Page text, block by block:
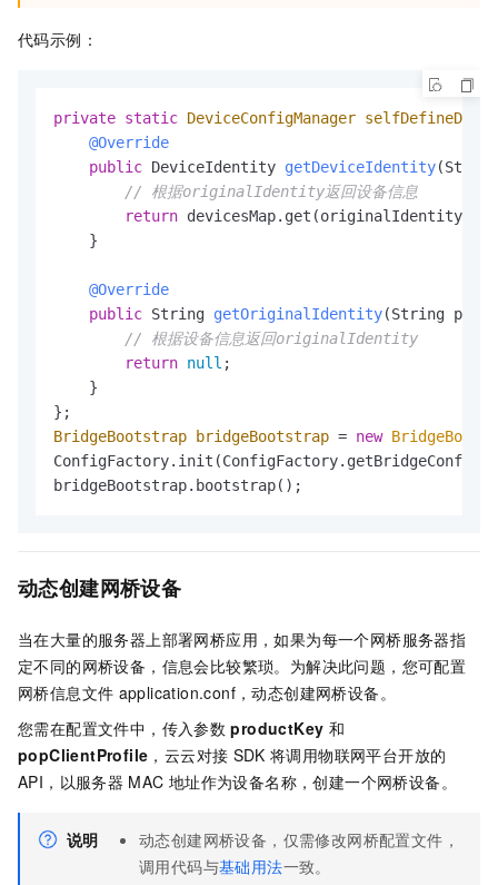
代码示例：
private static DeviceConfigManager
@Override
public DeviceIdentity getDeviceIdentity
// 根据originalIdentity返回设备信息
return devicesMap.get(originalIdentity);
    }
@Override
public String getOriginalIdentity(String
// 根据设备信息返回originalIdentity
return null ;
    }
BridgeBootstrap
bridgeBootstrap = new
bridgeBootstrap.bootstrap();
动态创建网桥设备
当在大量的服务器上部署网桥应用，如果为每一个网桥服务器指
定不同的网桥设备，信息会比较繁琐。为解决此问题，您可配置
网桥信息文件 application.conf ，动态创建网桥设备。
您需在配置文件中，传入参数 productKey 和
popClientProfile ，云云对接 SDK 将调用物联网平台开放的
API，以服务器 MAC 地址作为设备名称，创建一个网桥设备。
说明
动态创建网桥设备，仅需修改网桥配置文件，
调用代码与基础用法一致。